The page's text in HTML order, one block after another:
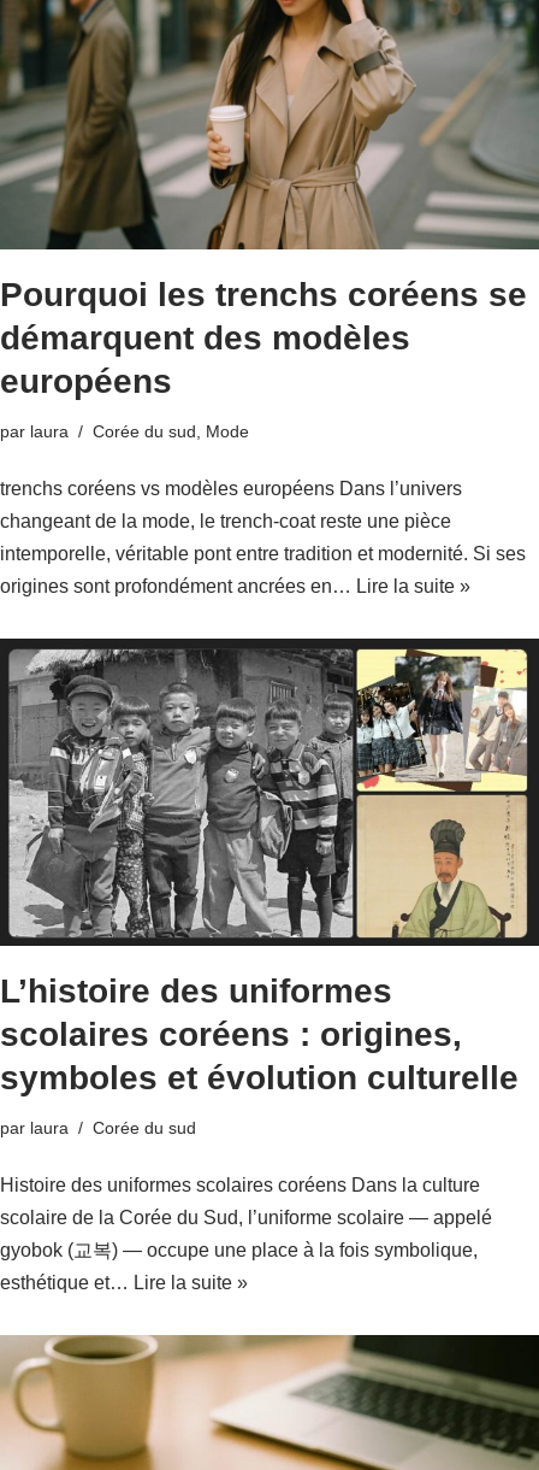
Pourquoi les trenchs coréens se
démarquent des modèles
européens
par laura Corée du sud Mode
trenchs coréens vs modèles européens Dans l’univers
changeant de la mode, le trench-coat reste une pièce
intemporelle, véritable pont entre tradition et modernité. Si ses
origines sont profondément ancrées en… Lire la suite »
L’histoire des uniformes
scolaires coréens : origines,
symboles et évolution culturelle
par laura Corée du sud
Histoire des uniformes scolaires coréens Dans la culture
scolaire de la Corée du Sud, l’uniforme scolaire — appelé
gyobok (교복) — occupe une place à la fois symbolique,
esthétique et… Lire la suite »